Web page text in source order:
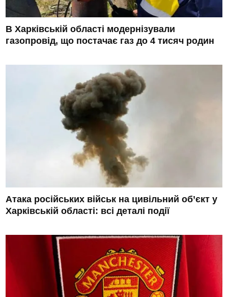
В Харківській області модернізували
газопровід, що постачає газ до 4 тисяч родин
Атака російських військ на цивільний об’єкт у
Харківській області: всі деталі події